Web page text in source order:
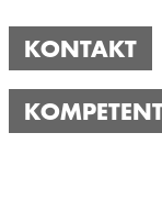
KONTAKT